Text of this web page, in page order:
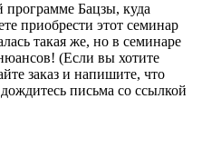
Бацзы, куда
приобрести этот семинар
такая же, но в семинаре
(Если вы хотите
заказ и напишите, что
письма со ссылкой